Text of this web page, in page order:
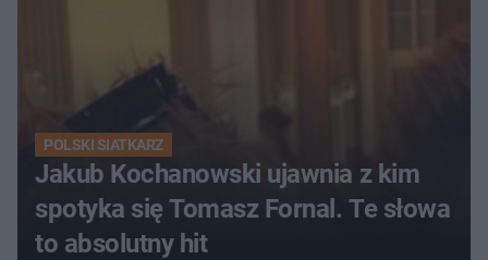
POLSKI SIATKARZ
Jakub Kochanowski ujawnia z kim
spotyka się Tomasz Fornal. Te słowa
to absolutny hit